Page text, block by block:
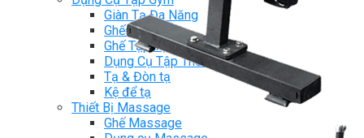
Giàn Tạ Đa Năng
Ghế Tập Bụng
Ghế Tập Tạ
Dụng Cụ Tập Thể Lực
Tạ & Đòn tạ
Kệ để tạ
Thiết Bị Massage
Ghế Massage